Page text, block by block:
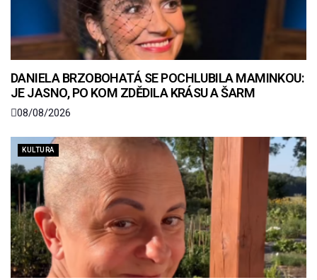
DANIELA BRZOBOHATÁ SE POCHLUBILA MAMINKOU:
JE JASNO, PO KOM ZDĚDILA KRÁSU A ŠARM
08/08/2026
KULTURA